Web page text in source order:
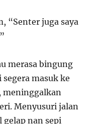
“Senter juga saya
merasa bingung
segera masuk ke
meninggalkan
Menyusuri jalan
gelap nan sepi